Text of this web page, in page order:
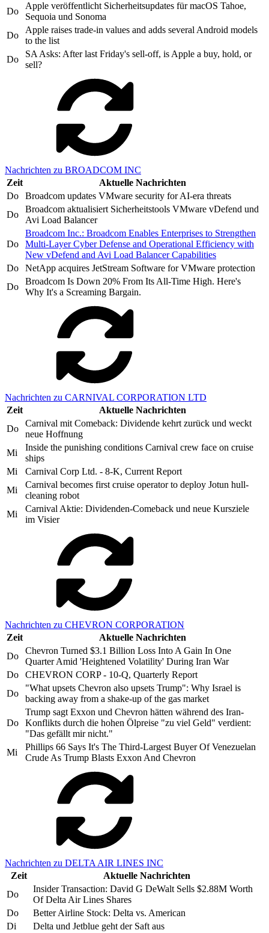
Do
Apple veröffentlicht Sicherheitsupdates für macOS Tahoe,
Sequoia und Sonoma
Do
Apple raises trade-in values and adds several Android models
to the list
Do
SA Asks: After last Friday's sell-off, is Apple a buy, hold, or
sell?
Nachrichten zu BROADCOM INC
Zeit
Aktuelle Nachrichten
Do
Broadcom updates VMware security for AI-era threats
Do
Broadcom aktualisiert Sicherheitstools VMware vDefend und
Avi Load Balancer
Do
Broadcom Inc.: Broadcom Enables Enterprises to Strengthen
Multi-Layer Cyber Defense and Operational Efficiency with
New vDefend and Avi Load Balancer Capabilities
Do
NetApp acquires JetStream Software for VMware protection
Do
Broadcom Is Down 20% From Its All-Time High. Here's
Why It's a Screaming Bargain.
Nachrichten zu CARNIVAL CORPORATION LTD
Zeit
Aktuelle Nachrichten
Do
Carnival mit Comeback: Dividende kehrt zurück und weckt
neue Hoffnung
Mi
Inside the punishing conditions Carnival crew face on cruise
ships
Mi
Carnival Corp Ltd. - 8-K, Current Report
Mi
Carnival becomes first cruise operator to deploy Jotun hull-
cleaning robot
Mi
Carnival Aktie: Dividenden-Comeback und neue Kursziele
im Visier
Nachrichten zu CHEVRON CORPORATION
Zeit
Aktuelle Nachrichten
Do
Chevron Turned $3.1 Billion Loss Into A Gain In One
Quarter Amid 'Heightened Volatility' During Iran War
Do
CHEVRON CORP - 10-Q, Quarterly Report
Do
"What upsets Chevron also upsets Trump": Why Israel is
backing away from a shake-up of the gas market
Do
Trump sagt Exxon und Chevron hätten während des Iran-
Konflikts durch die hohen Ölpreise "zu viel Geld" verdient:
"Das gefällt mir nicht."
Mi
Phillips 66 Says It's The Third-Largest Buyer Of Venezuelan
Crude As Trump Blasts Exxon And Chevron
Nachrichten zu DELTA AIR LINES INC
Zeit
Aktuelle Nachrichten
Do
Insider Transaction: David G DeWalt Sells $2.88M Worth
Of Delta Air Lines Shares
Do
Better Airline Stock: Delta vs. American
Di
Delta und Jetblue geht der Saft aus